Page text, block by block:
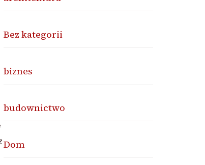
Bez kategorii
biznes
budownictwo
Dom